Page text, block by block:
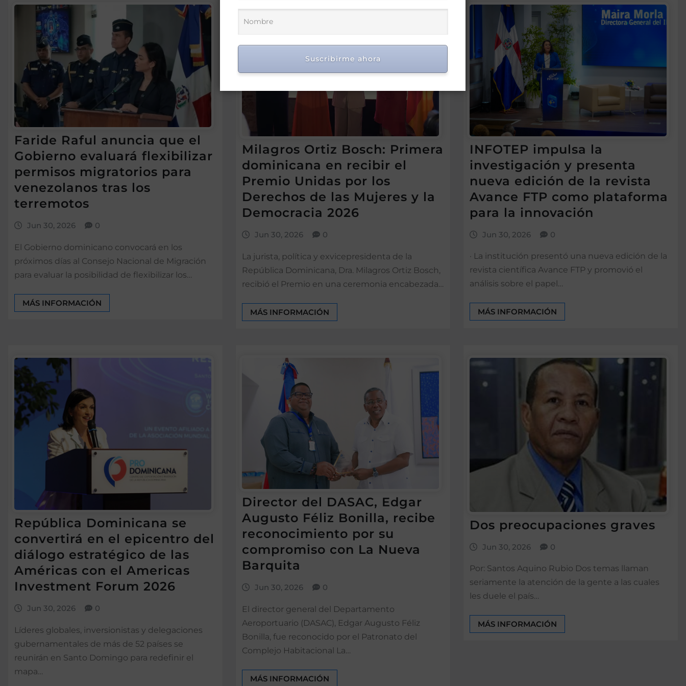
Faride Raful anuncia que el
Gobierno evaluará flexibilizar
permisos migratorios para
venezolanos tras los
terremotos
Jun 30, 2026 0
El Gobierno dominicano convocará en los
próximos días al Consejo Nacional de Migración
para evaluar la posibilidad de flexibilizar los…
MÁS INFORMACIÓN
Milagros Ortiz Bosch: Primera
dominicana en recibir el
Premio Unidas por los
Derechos de las Mujeres y la
Democracia 2026
Jun 30, 2026 0
La jurista, política y exvicepresidenta de la
República Dominicana, Dra. Milagros Ortiz Bosch,
recibió el Premio en una ceremonia encabezada…
MÁS INFORMACIÓN
INFOTEP impulsa la
investigación y presenta
nueva edición de la revista
Avance FTP como plataforma
para la innovación
Jun 30, 2026 0
· La institución presentó una nueva edición de la
revista científica Avance FTP y promovió el
análisis sobre el papel…
MÁS INFORMACIÓN
República Dominicana se
convertirá en el epicentro del
diálogo estratégico de las
Américas con el Americas
Investment Forum 2026
Jun 30, 2026 0
Líderes globales, inversionistas y delegaciones
gubernamentales de más de 52 países se
reunirán en Santo Domingo para redefinir el
mapa…
Director del DASAC, Edgar
Augusto Féliz Bonilla, recibe
reconocimiento por su
compromiso con La Nueva
Barquita
Jun 30, 2026 0
El director general del Departamento
Aeroportuario (DASAC), Edgar Augusto Féliz
Bonilla, fue reconocido por el Patronato del
Complejo Habitacional La…
MÁS INFORMACIÓN
Dos preocupaciones graves
Jun 30, 2026 0
Por: Santos Aquino Rubio Dos temas llaman
seriamente la atención de la gente a las cuales
les duele el país…
MÁS INFORMACIÓN
Suscribirme ahora